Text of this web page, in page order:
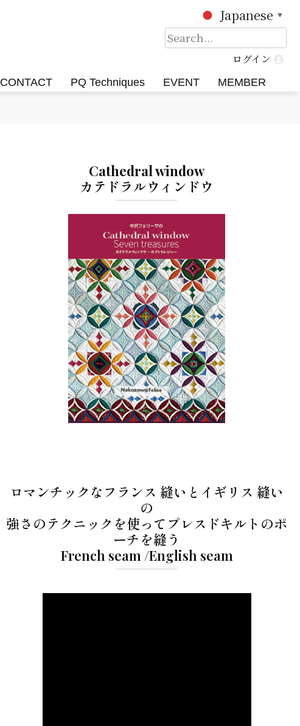
Japanese ▼
検
索:
ログイン
CONTACT PQ Techniques EVENT MEMBER
Cathedral window
カテドラルウィンドウ
ロマンチックなフランス 縫いとイギリス 縫い
の
強さのテクニックを使ってプレスドキルトのポ
ーチを縫う
French seam /English seam